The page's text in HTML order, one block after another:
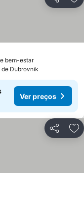
Partilhar
bem-estar
de Dubrovnik
Ver preços
Partilhar